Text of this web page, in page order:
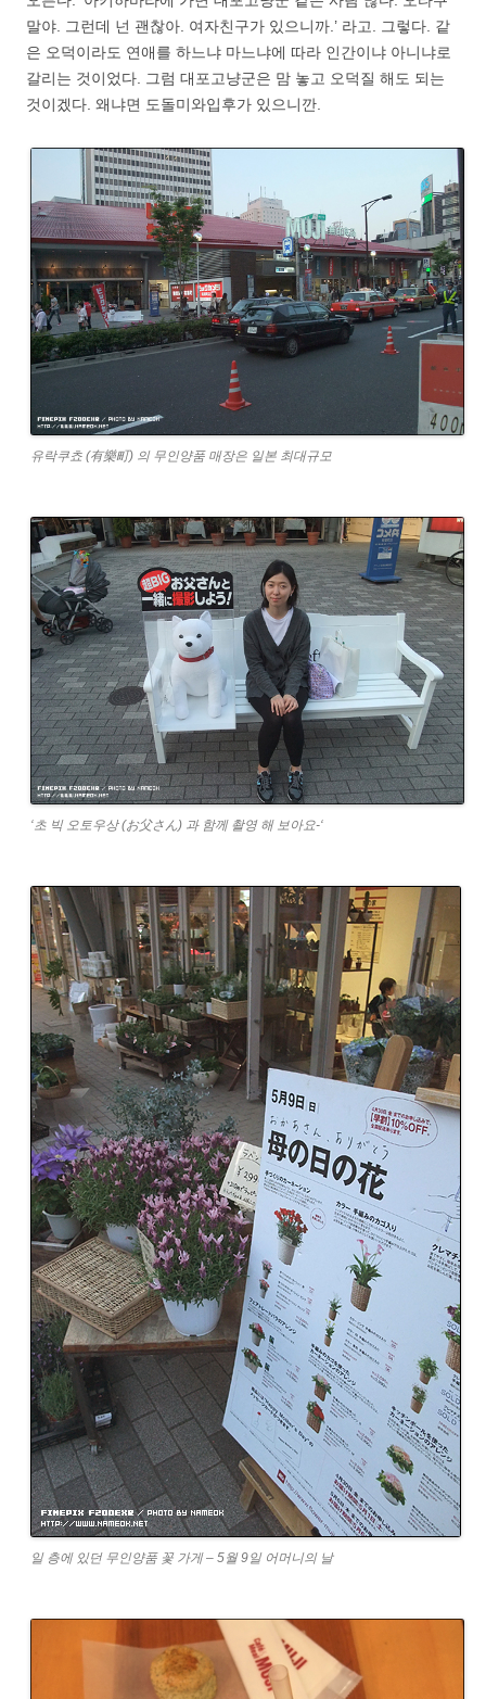
말야. 그런데 넌 괜찮아. 여자친구가 있으니까.’ 라고. 그렇다. 같
은 오덕이라도 연애를 하느냐 마느냐에 따라 인간이냐 아니냐로
갈리는 것이었다. 그럼 대포고냥군은 맘 놓고 오덕질 해도 되는
것이겠다. 왜냐면 도돌미와입후가 있으니깐.
유락쿠쵸 (有樂町) 의 무인양품 매장은 일본 최대규모
‘초 빅 오토우상 (お父さん) 과 함께 촬영 해 보아요-‘
일 층에 있던 무인양품 꽃 가게 – 5월 9일 어머니의 날